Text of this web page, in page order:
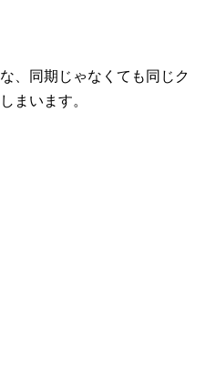
、同期じゃなくても同じク
まいます。